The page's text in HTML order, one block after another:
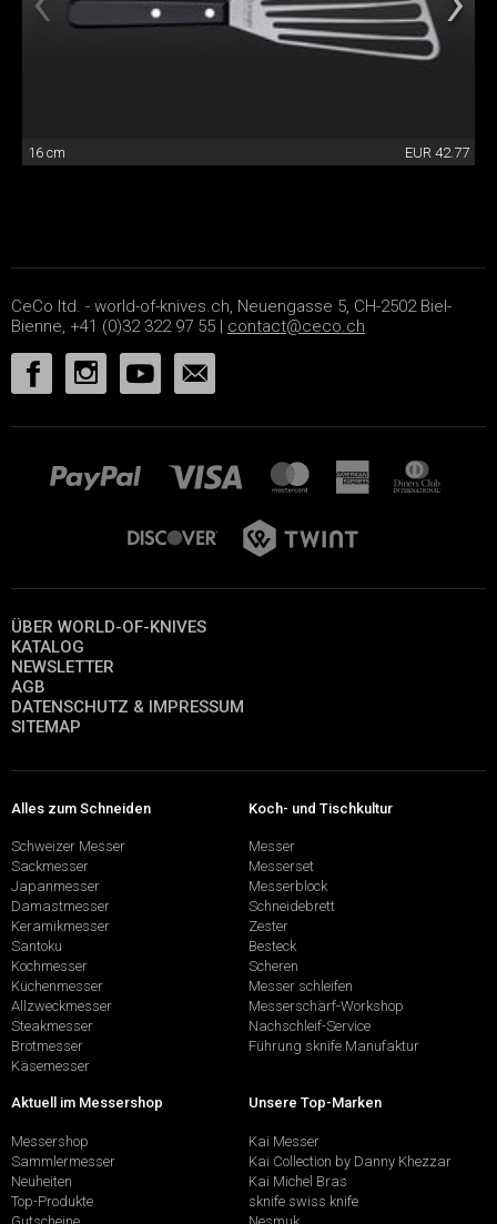
16 cm EUR 42.77
CeCo ltd. - world-of-knives.ch, Neuengasse 5, CH-2502 Biel-
Bienne, +41 (0)32 322 97 55 | contact@ceco.ch
ÜBER WORLD-OF-KNIVES
KATALOG
NEWSLETTER
AGB
DATENSCHUTZ & IMPRESSUM
SITEMAP
Alles zum Schneiden
Schweizer Messer
Sackmesser
Japanmesser
Damastmesser
Keramikmesser
Santoku
Kochmesser
Küchenmesser
Allzweckmesser
Steakmesser
Brotmesser
Käsemesser
Koch- und Tischkultur
Messer
Messerset
Messerblock
Schneidebrett
Zester
Besteck
Scheren
Messer schleifen
Messerschärf-Workshop
Nachschleif-Service
Führung sknife Manufaktur
Aktuell im Messershop
Messershop
Sammlermesser
Neuheiten
Top-Produkte
Unsere Top-Marken
Kai Messer
Kai Collection by Danny Khezzar
Kai Michel Bras
sknife swiss knife